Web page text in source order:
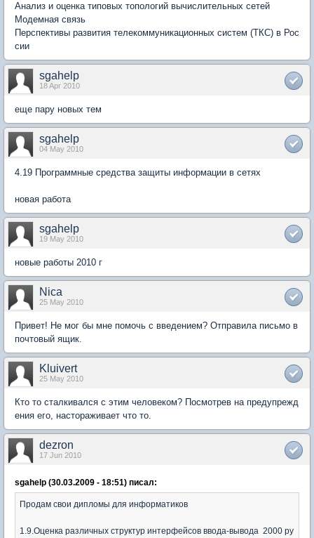
Анализ и оценка типовых топологий вычислительных сетей
Модемная связь
Перспективы развития телекоммуникационных систем (ТКС) в Рос
сии
sgahelp
18 Apr 2010
еще пару новых тем
sgahelp
04 May 2010
4.19 Программные средства защиты информации в сетях
новая работа
sgahelp
19 May 2010
новые работы 2010 г
Nica
25 May 2010
Привет! Не мог бы мне помочь с введением? Отправила письмо в
почтовый ящик.
Kluivert
25 May 2010
Кто то сталкивался с этим человеком? Посмотрев на предупрежд
ения его, настораживает что то.
dezron
17 Jun 2010
sgahelp (30.03.2009 - 18:51) писал:
Продам свои дипломы для информатиков
1.9.Оценка различных структур интерфейсов ввода-вывода 2000 ру